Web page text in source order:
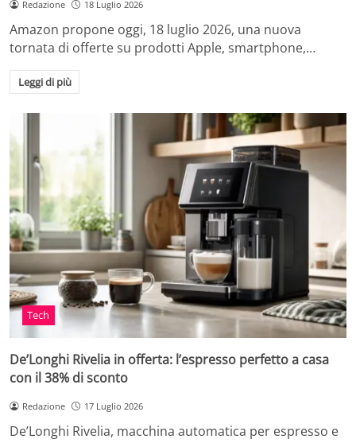
Redazione 18 Luglio 2026
Amazon propone oggi, 18 luglio 2026, una nuova
tornata di offerte su prodotti Apple, smartphone,…
Leggi di più
Tech
De’Longhi Rivelia in offerta: l’espresso perfetto a casa
con il 38% di sconto
Redazione 17 Luglio 2026
De’Longhi Rivelia, macchina automatica per espresso e